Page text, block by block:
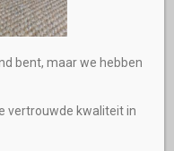
bent, maar we hebben
vertrouwde kwaliteit in